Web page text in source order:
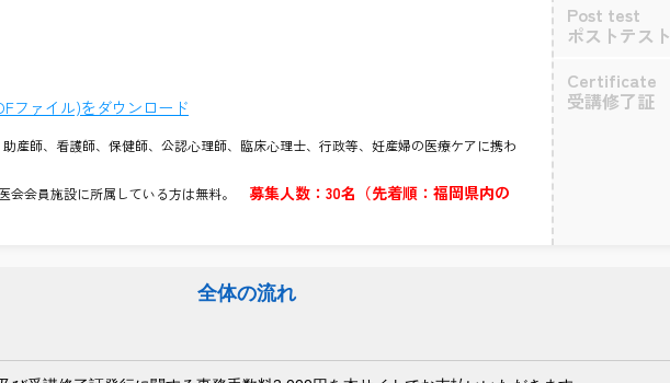
ファイル)をダウンロード
産師、看護師、保健師、公認心理師、臨床心理士、行政等、妊産婦の医療ケアに携わ
会員施設に所属している方は無料。
募集人数：30名（先着順：福岡県内の
Post test
ポストテスト
Certificate
受講修了証
全体の流れ